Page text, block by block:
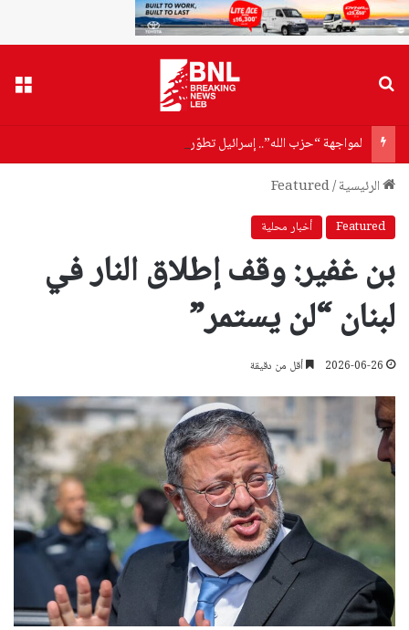
الرئيسية/
Featured
Featured أخبار محلية
بن غفير: وقف إطلاق النار في
لبنان “لن يستمر”
2026-06-26 أقل من دقيقة